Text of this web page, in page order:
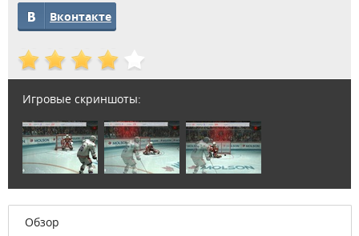
Вконтакте
Игровые скриншоты:
Обзор